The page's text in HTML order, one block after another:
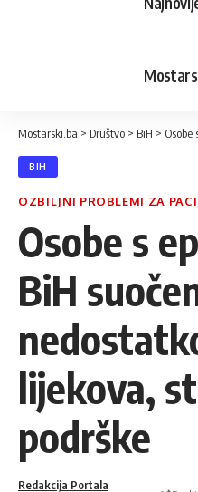
Mostarski.ba > Društvo > BiH > Osobe s
BIH
OZBILJNI PROBLEMI ZA
Osobe s
BiH
lijekova,
podrške
Redakcija Portala